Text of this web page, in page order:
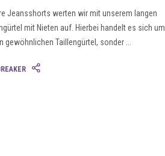
Jeansshorts werten wir mit unserem langen
mit Nieten auf. Hierbei handelt es sich um
gewöhnlichen Taillengürtel, sonder ...